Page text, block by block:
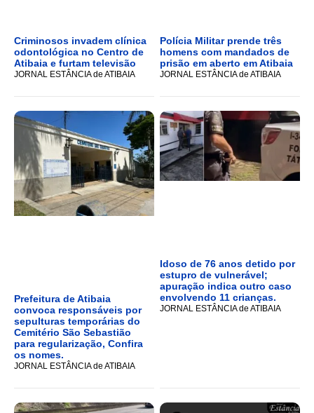
Criminosos invadem clínica
odontológica no Centro de
Atibaia e furtam televisão
JORNAL ESTÂNCIA de ATIBAIA
Polícia Militar prende três
homens com mandados de
prisão em aberto em Atibaia
JORNAL ESTÂNCIA de ATIBAIA
Prefeitura de Atibaia
convoca responsáveis por
sepulturas temporárias do
Cemitério São Sebastião
para regularização, Confira
os nomes.
JORNAL ESTÂNCIA de ATIBAIA
Idoso de 76 anos detido por
estupro de vulnerável;
apuração indica outro caso
envolvendo 11 crianças.
JORNAL ESTÂNCIA de ATIBAIA